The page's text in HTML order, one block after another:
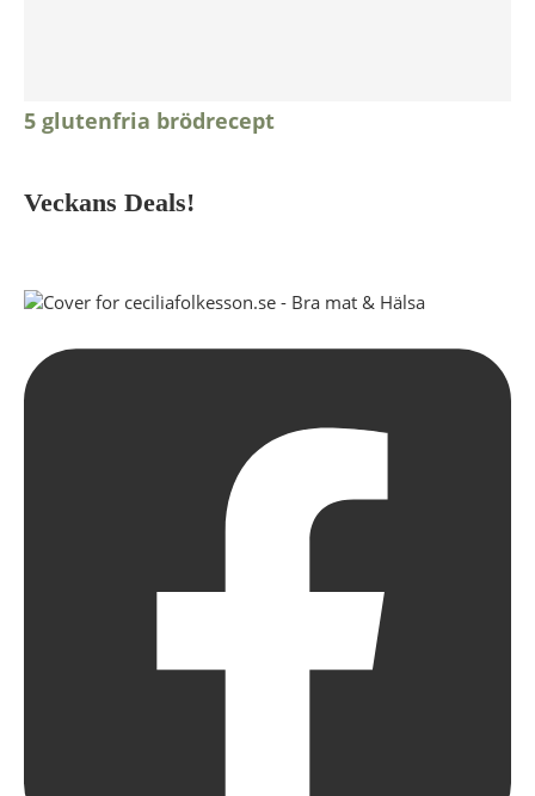
5 glutenfria brödrecept
Veckans Deals!